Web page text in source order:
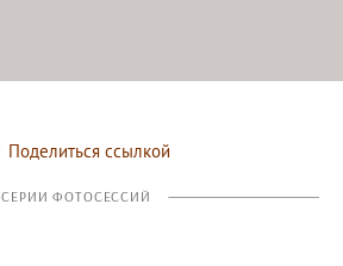
Поделиться ссылкой
СЕРИИ ФОТОСЕССИЙ